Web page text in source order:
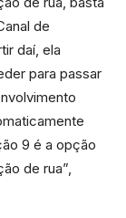
de
daí, ela
para passar
9 é a opção
de rua”,